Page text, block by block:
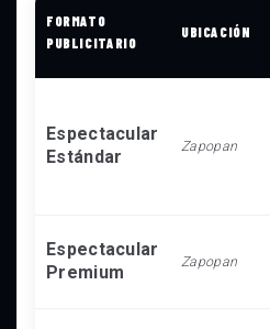
FORMATO
PUBLICITARIO
UBICACIÓN
Espectacular
Estándar
Zapopan
Espectacular
Premium
Zapopan